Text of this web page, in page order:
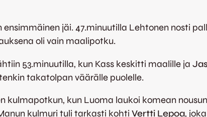
ensimmäinen jäi. 47.minuutilla Lehtonen nosti
oli vain maalipotku.
53.minuutilla, kun Kass keskitti maalille ja
takatolpan väärälle puolelle.
kulmapotkun, kun Luoma laukoi komean
kulmuri tuli tarkasti kohti Vertti Lepoa,